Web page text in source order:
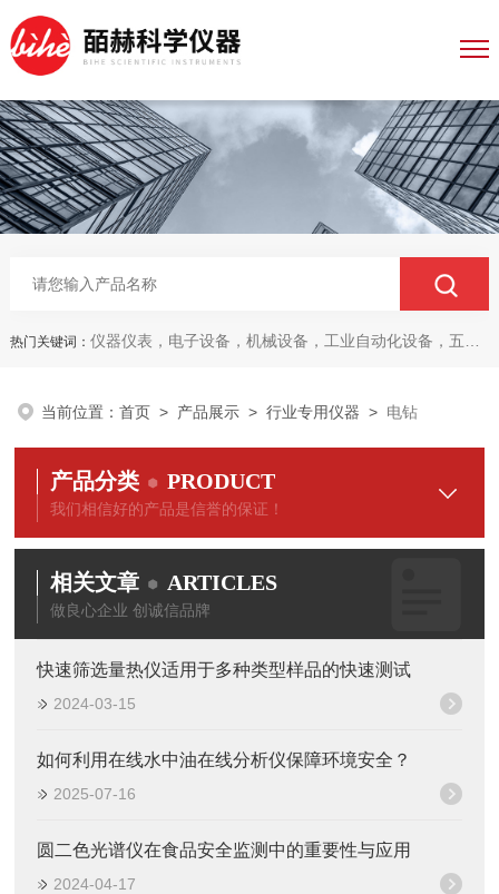
热门关键词： 仪器仪表，电子设备，机械设备，工业自动化设备，五金产品，电线电缆，金属材料，电子
当前位置：首页 > 产品展示 >行业专用仪器 > 电钻
产品分类 PRODUCT
我们相信好的产品是信誉的保证！
相关文章 ARTICLES
做良心企业 创诚信品牌
快速筛选量热仪适用于多种类型样品的快速测试
2024-03-15
如何利用在线水中油在线分析仪保障环境安全？
2025-07-16
圆二色光谱仪在食品安全监测中的重要性与应用
2024-04-17